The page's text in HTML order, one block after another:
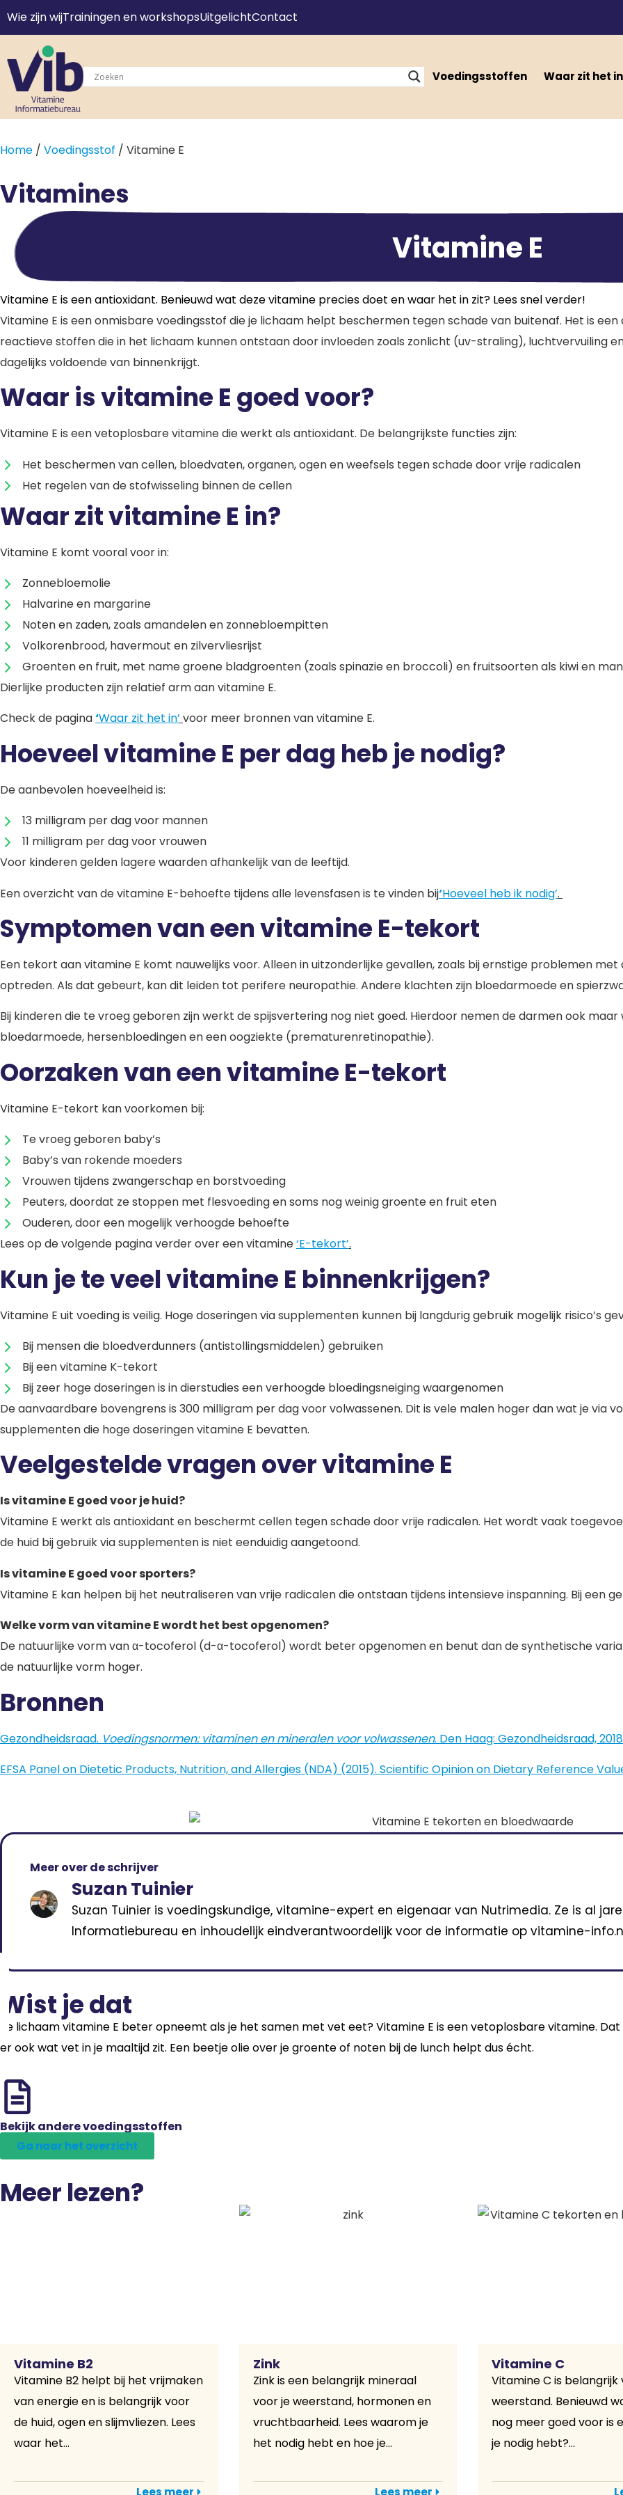
Wie zijn wijTrainingen en workshopsUitgelichtContact
Voedingsstoffen Waar zit het in
Home / Voedingsstof / Vitamine E
Vitamines
Vitamine E
Vitamine E is een antioxidant. Benieuwd wat deze vitamine precies doet en waar het in zit? Lees snel verder!
Vitamine E is een onmisbare voedingsstof die je lichaam helpt beschermen tegen schade van buitenaf. Het is
reactieve stoffen die in het lichaam kunnen ontstaan door invloeden zoals zonlicht (uv-straling), luchtvervuiling
dagelijks voldoende van binnenkrijgt.
Waar is vitamine E goed voor?
Vitamine E is een vetoplosbare vitamine die werkt als antioxidant. De belangrijkste functies zijn:
Het beschermen van cellen, bloedvaten, organen, ogen en weefsels tegen schade door vrije radicalen
Het regelen van de stofwisseling binnen de cellen
Waar zit vitamine E in?
Vitamine E komt vooral voor in:
Zonnebloemolie
Halvarine en margarine
Noten en zaden, zoals amandelen en zonnebloempitten
Volkorenbrood, havermout en zilvervliesrijst
Groenten en fruit, met name groene bladgroenten (zoals spinazie en broccoli) en fruitsoorten als kiwi en
Dierlijke producten zijn relatief arm aan vitamine E.
Check de pagina‘Waar zit het in’ voor meer bronnen van vitamine E.
Hoeveel vitamine E per dag heb je nodig?
De aanbevolen hoeveelheid is:
13 milligram per dag voor mannen
11 milligram per dag voor vrouwen
Voor kinderen gelden lagere waarden afhankelijk van de leeftijd.
Een overzicht van de vitamine E-behoefte tijdens alle levensfasen is te vinden bij‘Hoeveel heb ik nodig’.
Symptomen van een vitamine E-tekort
Een tekort aan vitamine E komt nauwelijks voor. Alleen in uitzonderlijke gevallen, zoals bij ernstige problemen
optreden. Als dat gebeurt, kan dit leiden tot perifere neuropathie. Andere klachten zijn bloedarmoede en
Bij kinderen die te vroeg geboren zijn werkt de spijsvertering nog niet goed. Hierdoor nemen de darmen ook
bloedarmoede, hersenbloedingen en een oogziekte (prematurenretinopathie).
Oorzaken van een vitamine E-tekort
Vitamine E-tekort kan voorkomen bij:
Te vroeg geboren baby’s
Baby’s van rokende moeders
Vrouwen tijdens zwangerschap en borstvoeding
Peuters, doordat ze stoppen met flesvoeding en soms nog weinig groente en fruit eten
Ouderen, door een mogelijk verhoogde behoefte
Lees op de volgende pagina verder over een vitamine‘E-tekort’.
Kun je te veel vitamine E binnenkrijgen?
Vitamine E uit voeding is veilig. Hoge doseringen via supplementen kunnen bij langdurig gebruik mogelijk risico’s
Bij mensen die bloedverdunners (antistollingsmiddelen) gebruiken
Bij een vitamine K-tekort
Bij zeer hoge doseringen is in dierstudies een verhoogde bloedingsneiging waargenomen
De aanvaardbare bovengrens is 300 milligram per dag voor volwassenen. Dit is vele malen hoger dan wat je via
supplementen die hoge doseringen vitamine E bevatten.
Veelgestelde vragen over vitamine E
Is vitamine E goed voor je huid?
Vitamine E werkt als antioxidant en beschermt cellen tegen schade door vrije radicalen. Het wordt vaak
de huid bij gebruik via supplementen is niet eenduidig aangetoond.
Is vitamine E goed voor sporters?
Vitamine E kan helpen bij het neutraliseren van vrije radicalen die ontstaan tijdens intensieve inspanning. Bij een
Welke vorm van vitamine E wordt het best opgenomen?
De natuurlijke vorm van α-tocoferol (d-α-tocoferol) wordt beter opgenomen en benut dan de synthetische
de natuurlijke vorm hoger.
Bronnen
Gezondheidsraad. Voedingsnormen: vitaminen en mineralen voor volwassenen. Den Haag: Gezondheidsraad,
EFSA Panel on Dietetic Products, Nutrition, and Allergies (NDA) (2015). Scientific Opinion on Dietary Reference
Meer over de schrijver
Suzan Tuinier
Suzan Tuinier is voedingskundige, vitamine-expert en eigenaar van Nutrimedia. Ze is al
Informatiebureau en inhoudelijk eindverantwoordelijk voor de informatie op vitamine-
Wist je dat
Je lichaam vitamine E beter opneemt als je het samen met vet eet? Vitamine E is een vetoplosbare vitamine.
er ook wat vet in je maaltijd zit. Een beetje olie over je groente of noten bij de lunch helpt dus écht.
Bekijk andere voedingsstoffen
Ga naar het overzicht
Meer lezen?
Vitamine B2
Vitamine B2 helpt bij het vrijmaken
van energie en is belangrijk voor
de huid, ogen en slijmvliezen. Lees
waar het...
Lees meer
Zink
Zink is een belangrijk mineraal
voor je weerstand, hormonen en
vruchtbaarheid. Lees waarom je
het nodig hebt en hoe je...
Lees meer
Vitamine C
Vitamine C is belangrijk
weerstand. Benieuwd
nog meer goed voor is
je nodig hebt?...